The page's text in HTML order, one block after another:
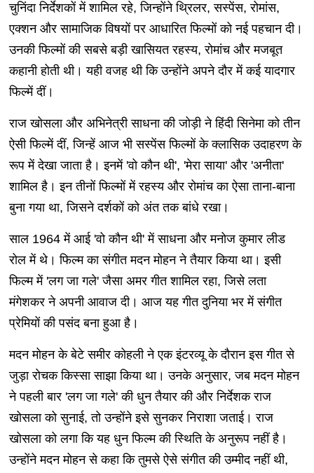
चुनिंदा निर्देशकों में शामिल रहे, जिन्होंने थ्रिलर, सस्पेंस, रोमांस,
एक्शन और सामाजिक विषयों पर आधारित फिल्मों को नई पहचान दी।
उनकी फिल्मों की सबसे बड़ी खासियत रहस्य, रोमांच और मजबूत
कहानी होती थी। यही वजह थी कि उन्होंने अपने दौर में कई यादगार
फिल्में दीं।
राज खोसला और अभिनेत्री साधना की जोड़ी ने हिंदी सिनेमा को तीन
ऐसी फिल्में दीं, जिन्हें आज भी सस्पेंस फिल्मों के क्लासिक उदाहरण के
रूप में देखा जाता है। इनमें 'वो कौन थी', 'मेरा साया' और 'अनीता'
शामिल है। इन तीनों फिल्मों में रहस्य और रोमांच का ऐसा ताना-बाना
बुना गया था, जिसने दर्शकों को अंत तक बांधे रखा।
साल 1964 में आई 'वो कौन थी' में साधना और मनोज कुमार लीड
रोल में थे। फिल्म का संगीत मदन मोहन ने तैयार किया था। इसी
फिल्म में 'लग जा गले' जैसा अमर गीत शामिल रहा, जिसे लता
मंगेशकर ने अपनी आवाज दी। आज यह गीत दुनिया भर में संगीत
प्रेमियों की पसंद बना हुआ है।
मदन मोहन के बेटे समीर कोहली ने एक इंटरव्यू के दौरान इस गीत से
जुड़ा रोचक किस्सा साझा किया था। उनके अनुसार, जब मदन मोहन
ने पहली बार 'लग जा गले' की धुन तैयार की और निर्देशक राज
खोसला को सुनाई, तो उन्होंने इसे सुनकर निराशा जताई। राज
खोसला को लगा कि यह धुन फिल्म की स्थिति के अनुरूप नहीं है।
उन्होंने मदन मोहन से कहा कि तुमसे ऐसे संगीत की उम्मीद नहीं थी,